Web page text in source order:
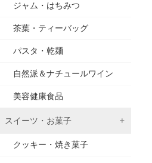
ジャム・はちみつ
茶葉・ティーバッグ
パスタ・乾麺
自然派＆ナチュールワイン
美容健康食品
スイーツ・お菓子
クッキー・焼き菓子
ック［北海道・沖縄・離島は追加送料がかか
クコーヒー 1000ml紙パック 合計12本[6
昭和九年伝承アイスコーヒー
無糖 1000ml紙パック×6本
【4～5営業日以内に出荷】 1L 1l コー